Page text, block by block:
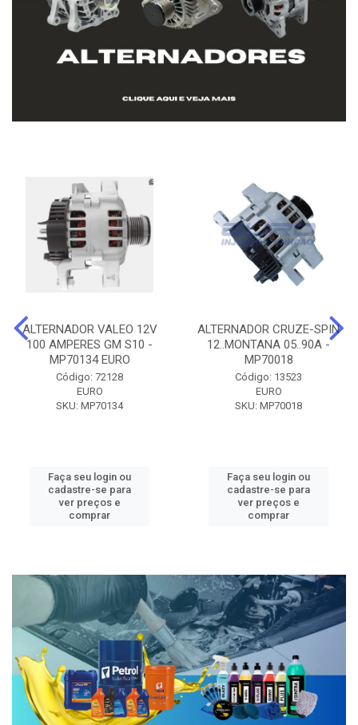
ALTERNADOR VALEO 12V
100 AMPERES GM S10 -
MP70134 EURO
Código: 72128
EURO
SKU: MP70134
Faça seu login ou
cadastre-se para
ver preços e
comprar
ALTERNADOR CRUZE-SPIN
12..MONTANA 05..90A -
MP70018
Código: 13523
EURO
SKU: MP70018
Faça seu login ou
cadastre-se para
ver preços e
comprar